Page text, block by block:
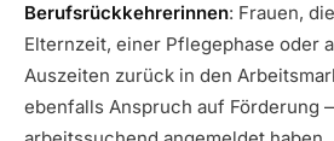
Berufsrückkehrerinnen: Frauen,
Elternzeit, einer Pflegephase oder
Auszeiten zurück in den
ebenfalls Anspruch auf Förderung